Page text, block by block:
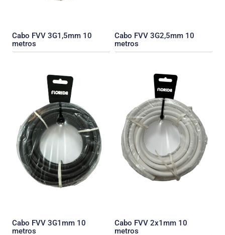
Cabo FVV 3G1,5mm 10
metros
Cabo FVV 3G2,5mm 10
metros
Cabo FVV 3G1mm 10
metros
Cabo FVV 2x1mm 10
metros